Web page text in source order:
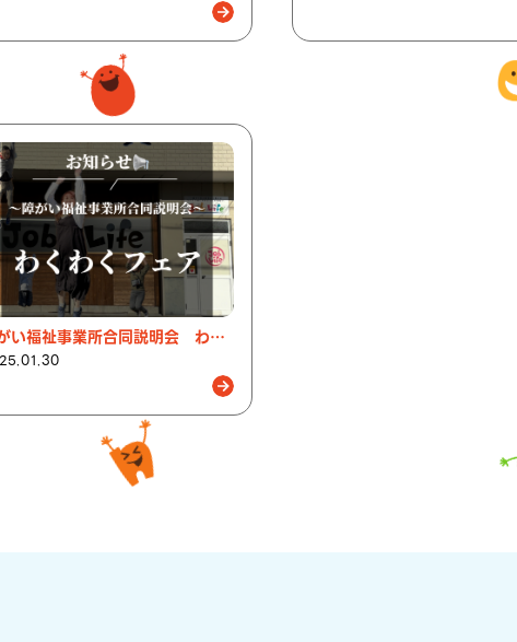
障がい福祉事業所合同説明会 わくわくフェア